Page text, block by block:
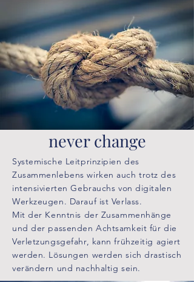
never change
Systemische Leitprinzipien des
Zusammenlebens wirken auch trotz des
intensivierten Gebrauchs von digitalen
Werkzeugen. Darauf ist Verlass.
Mit der Kenntnis der Zusammenhänge
und der passenden Achtsamkeit für die
Verletzungsgefahr, kann frühzeitig agiert
werden. Lösungen werden sich drastisch
verändern und nachhaltig sein.